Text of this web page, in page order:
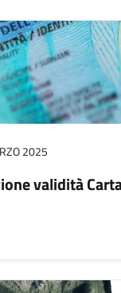
2025
validità